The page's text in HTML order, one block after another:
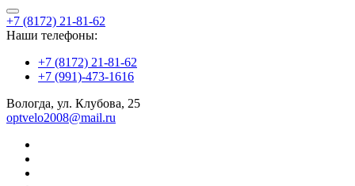
+7 (8172) 21-81-62
Наши телефоны:
+7 (8172) 21-81-62
+7 (991)-473-1616
Вологда, ул. Клубова, 25
optvelo2008@mail.ru